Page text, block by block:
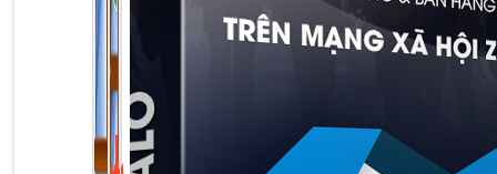
1,422 bài viết